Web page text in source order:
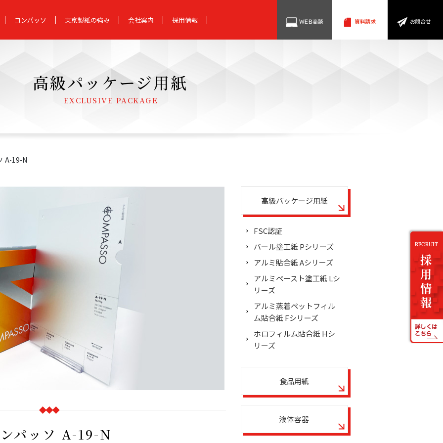
コンパッソ 東京製紙の強み 会社案内 採用情報
高級パッケージ用紙
EXCLUSIVE PACKAGE
A-19-N
パッソ A-19-N
高級パッケージ用紙
FSC認証
パール塗工紙 Pシリーズ
アルミ貼合紙 Aシリーズ
アルミペースト塗工紙 Lシ
リーズ
アルミ蒸着ペットフィル
ム貼合紙 Fシリーズ
ホロフィルム貼合紙 Hシ
リーズ
食品用紙
液体容器